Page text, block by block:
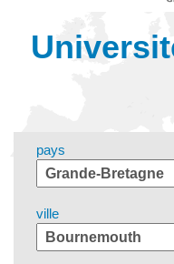
pays
ville